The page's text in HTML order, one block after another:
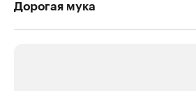
Дорогая мука